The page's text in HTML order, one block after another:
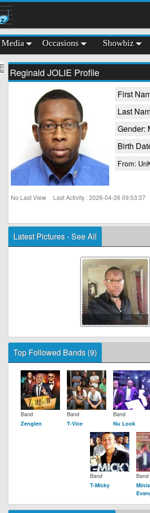
z
Media Occasions Showbiz
Reginald JOLIE Profile
First
Last
Gender:
Birth
From:
No Last View Last Activity : 2026-04-26 09:53:37
Latest Pictures -See All
Top Followed Bands (9)
Band
Zenglen
Band
T-Vice
Band
Nu Look
Band
T-Micky
Band